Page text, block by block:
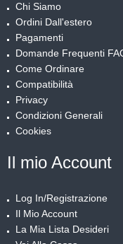
Chi Siamo
Ordini Dall'estero
Pagamenti
Domande Frequenti
Come Ordinare
Compatibilità
Privacy
Condizioni Generali
Cookies
Il mio Account
Log In/Registrazione
Il Mio Account
La Mia Lista Desideri